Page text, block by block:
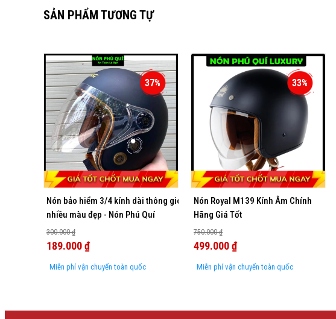
SẢN PHẨM TƯƠNG TỰ
37%
Nón bảo hiểm 3/4 kính dài thông gió
nhiều màu đẹp - Nón Phú Quí
300.000 ₫
189.000 ₫
Miễn phí vận chuyển toàn quốc
33%
Nón Royal M139 Kính Âm Chính
Hãng Giá Tốt
750.000 ₫
499.000 ₫
Miễn phí vận chuyển toàn quốc